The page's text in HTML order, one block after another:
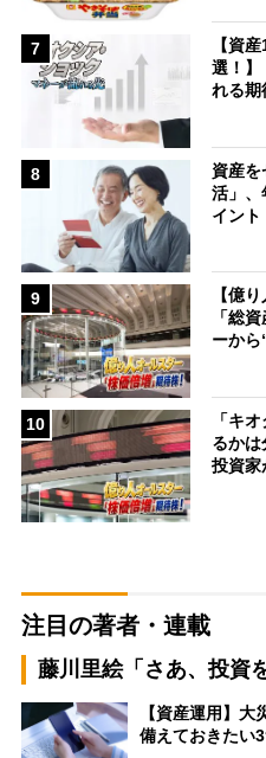
7
【資
選！】
れる
8
資産を
活」、
イン
9
【億
「総
ーか
10
「キ
るかは
投資
注目の著者・連載
藤川里絵「さあ、投資
【資産運用】
備えておきたい